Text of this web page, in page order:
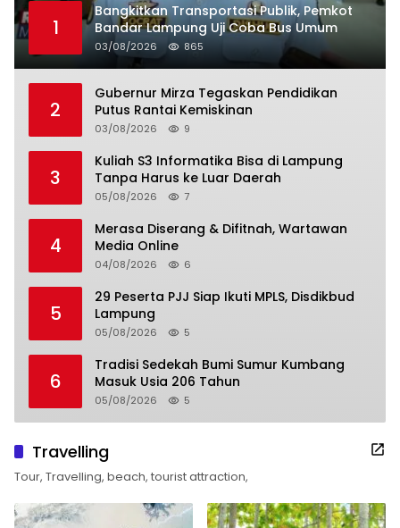
1
Bangkitkan Transportasi Publik, Pemkot
Bandar Lampung Uji Coba Bus Umum
03/08/2026 865
2
Gubernur Mirza Tegaskan Pendidikan
Putus Rantai Kemiskinan
03/08/2026 9
3
Kuliah S3 Informatika Bisa di Lampung
Tanpa Harus ke Luar Daerah
05/08/2026 7
4
Merasa Diserang & Difitnah, Wartawan
Media Online
04/08/2026 6
5
29 Peserta PJJ Siap Ikuti MPLS, Disdikbud
Lampung
05/08/2026 5
6
Tradisi Sedekah Bumi Sumur Kumbang
Masuk Usia 206 Tahun
05/08/2026 5
Travelling
Tour, Travelling, beach, tourist attraction,